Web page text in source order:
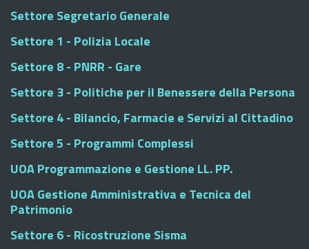
Settore Segretario Generale
Settore 1 - Polizia Locale
Settore 8 - PNRR - Gare
Settore 3 - Politiche per il Benessere della Persona
Settore 4 - Bilancio, Farmacie e Servizi al Cittadino
Settore 5 - Programmi Complessi
UOA Programmazione e Gestione LL. PP.
UOA Gestione Amministrativa e Tecnica del
Patrimonio
Settore 6 - Ricostruzione Sisma